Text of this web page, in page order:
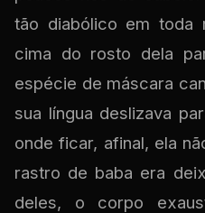
tão diabólico em toda
cima do rosto dela
espécie de máscara
sua língua deslizava
onde ficar, afinal, ela
rastro de baba era
deles, o corpo